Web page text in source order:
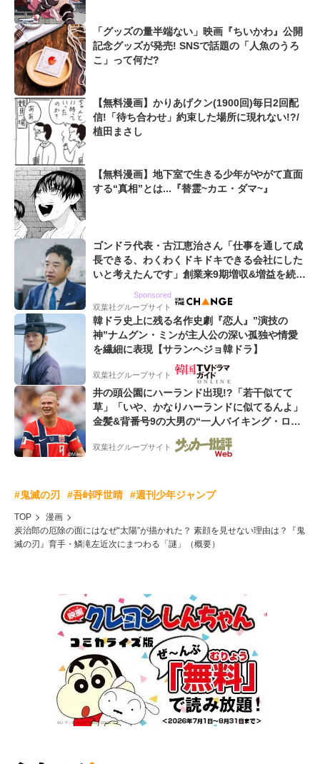
「グッズの量半端ない」映画『ちいかわ』公開
記念グッズが発売! SNSで話題の「人魚のうろ
こ」って何だ?
【無料漫画】かりあげクン(1900回)毎日2回配
信!「待ち合わせ」約束した場所に現れない!?/
植田まさし
【無料漫画】地下室で生きる少年がやがて直面
する“真相”とは...『替霊~カエ・ダマ~』
ゴンドラ代表・古江恵治さん「仕事を通して成
長できる、わくわくドキドキできる会社にした
いと考えたんです」創業来9期増収&増益を続け
Sponsored
双葉社グループサイト
韓ドラ史上に残る名作史劇『恋人』”演技の
神”ナムグン・ミンが主人公の深い孤独や情愛
を繊細に表現【サランヘジョ韓ドラ】
双葉社グループサイト
井の頭公園にハーランド出現!?「若干似てて
草」「いや、かなりハーランドに似てるんよ」
金髪&背番号9の大男の“一人バイキング・ロ
ー”映像が話題!「元気をもらった」
双葉社グループサイト
#鬼滅の刃 #吾峠呼世晴 #週刊少年ジャンプ
TOP
漫画
炭治郎の厄除の面にはなぜ“太陽”が描かれた？ 素顔を見せない理由は？『鬼
滅の刃』育手・鱗滝左近次にまつわる「謎」（概要）